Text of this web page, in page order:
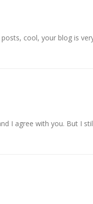
cool, your blog is
I agree with you. But I